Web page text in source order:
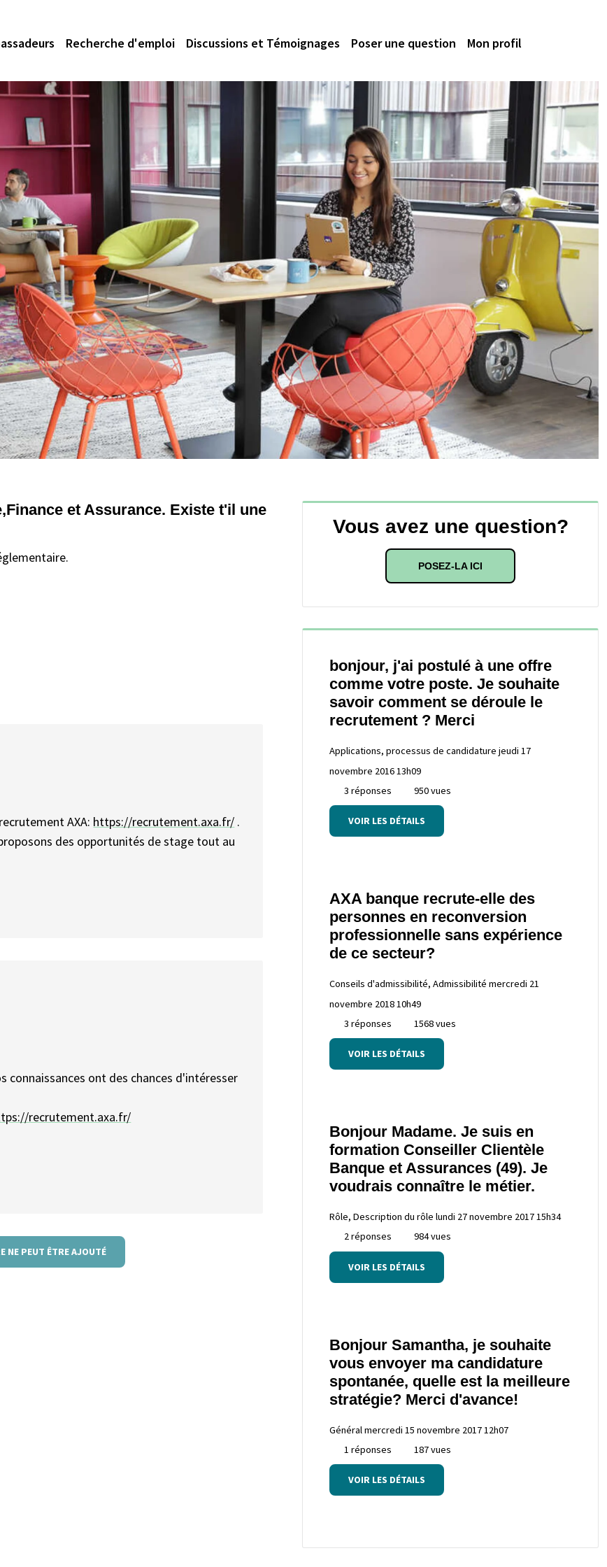
Recherche d'emploi Discussions et Témoignages Poser une question Mon profil
et Assurance. Existe t'il une
AXA: https://recrutement.axa.fr/ .
des opportunités de stage tout au
connaissances ont des chances d'intéresser
recrutement.axa.fr/
NE PEUT ÊTRE AJOUTÉ
Vous avez une question?
POSEZ-LA ICI
bonjour, j'ai postulé à une offre
comme votre poste. Je souhaite
savoir comment se déroule le
recrutement ? Merci
Applications, processus de candidature jeudi 17
novembre 2016 13h09
3 réponses
950 vues
VOIR LES DÉTAILS
AXA banque recrute-elle des
personnes en reconversion
professionnelle sans expérience
de ce secteur?
Conseils d'admissibilité, Admissibilité mercredi 21
novembre 2018 10h49
3 réponses
1568 vues
VOIR LES DÉTAILS
Bonjour Madame. Je suis en
formation Conseiller Clientèle
Banque et Assurances (49). Je
voudrais connaître le métier.
Rôle, Description du rôle lundi 27 novembre 2017 15h34
2 réponses
984 vues
VOIR LES DÉTAILS
Bonjour Samantha, je souhaite
vous envoyer ma candidature
spontanée, quelle est la meilleure
stratégie? Merci d'avance!
Général mercredi 15 novembre 2017 12h07
1 réponses
187 vues
VOIR LES DÉTAILS